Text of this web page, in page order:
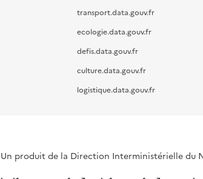
transport.data.gouv.fr
ecologie.data.gouv.fr
defis.data.gouv.fr
culture.data.gouv.fr
logistique.data.gouv.fr
Un produit de la Direction Interministérielle du